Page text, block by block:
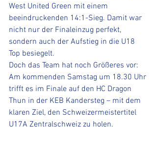
West United Green mit einem
beeindruckenden 14:1-Sieg. Damit war
nicht nur der Finaleinzug perfekt,
sondern auch der Aufstieg in die U18
Top besiegelt.
Doch das Team hat noch Größeres vor:
Am kommenden Samstag um 18.30 Uhr
trifft es im Finale auf den HC Dragon
Thun in der KEB Kandersteg – mit dem
klaren Ziel, den Schweizermeistertitel
U17A Zentralschweiz zu holen.